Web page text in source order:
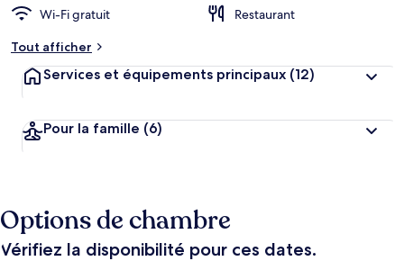
Wi-Fi gratuit
Restaurant
Tout afficher
Services et équipements principaux (12)
Pour la famille (6)
Options de chambre
Vérifiez la disponibilité pour ces dates.